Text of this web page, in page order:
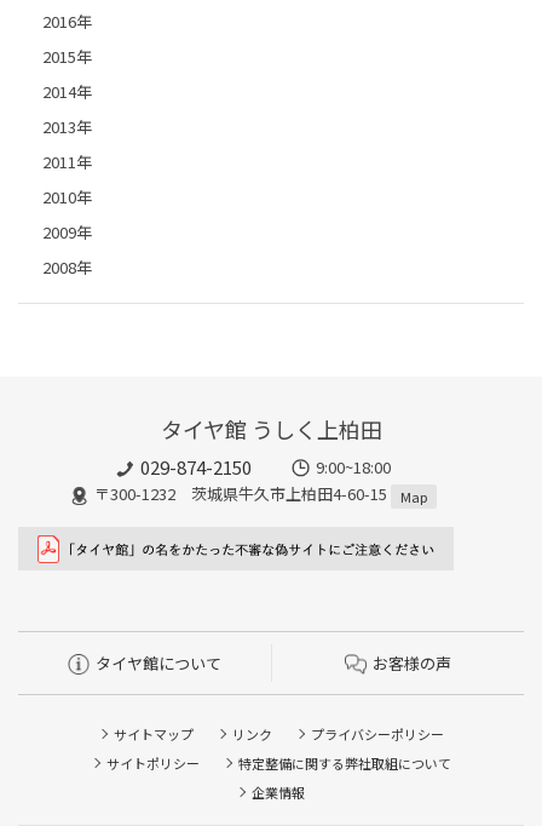
2016年
2015年
2014年
2013年
2011年
2010年
2009年
2008年
タイヤ館 うしく上柏田
029-874-2150
9:00~18:00
〒300-1232 茨城県牛久市上柏田4-60-15
Map
タイヤ館について お客様の声
サイトマップ リンク
プライバシーポリシー
サイトポリシー
特定整備に関する弊社取組について
企業情報